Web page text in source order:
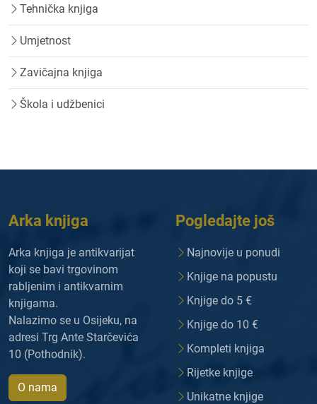
Tehnička knjiga
Umjetnost
Zavičajna knjiga
Škola i udžbenici
Arka knjiga
Arka knjiga je antikvarijat
koji se bavi trgovinom
rabljenim i antikvarnim
knjigama.
Nalazimo se u Osijeku, na
adresi Trg Ante Starčevića
10 (Pothodnik).
O nama
Pogledajte još
Najnovije u ponudi
Knjige na popustu
Knjige do 5 €
Knjige do 10 €
Kompleti knjiga
Rijetke knjige
Unikatne knjige